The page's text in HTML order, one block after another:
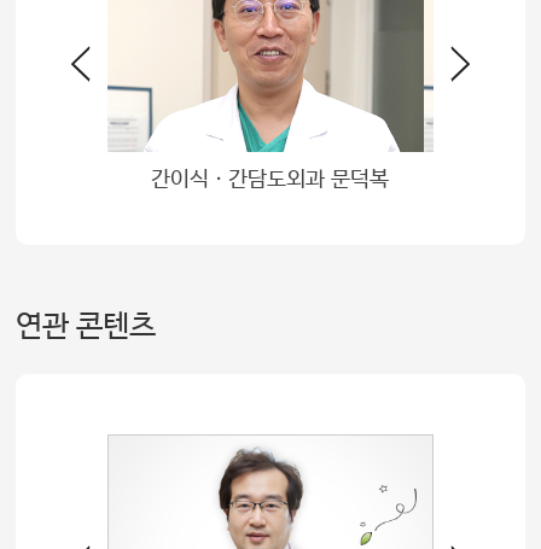
간이식ㆍ간담도외과 문덕복
연관 콘텐츠